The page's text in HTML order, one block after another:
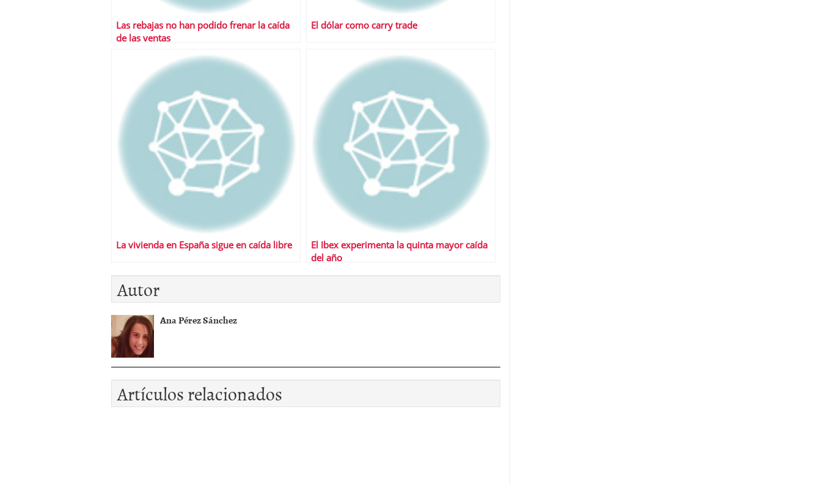
Las rebajas no han podido frenar la caída
de las ventas
El dólar como carry trade
La vivienda en España sigue en caída libre
El Ibex experimenta la quinta mayor caída
del año
Autor
Ana Pérez Sánchez
Artículos relacionados